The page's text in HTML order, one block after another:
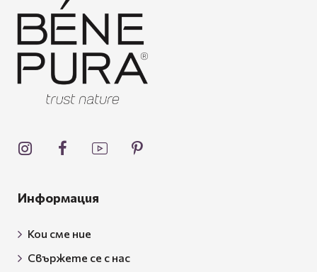
Информация
Кои сме ние
Свържете се с нас